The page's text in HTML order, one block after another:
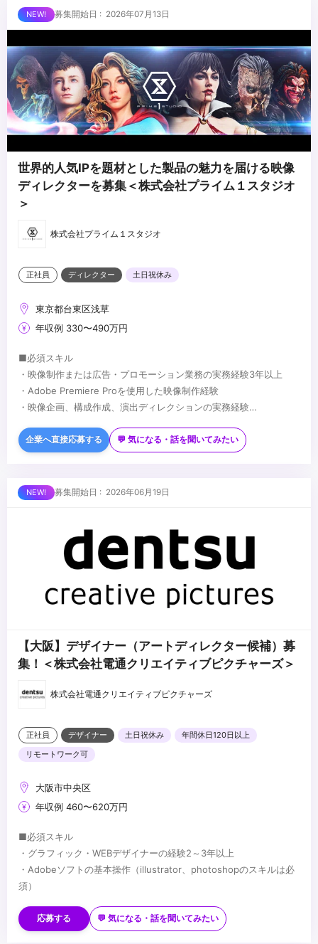
外とさせていただきます
■求める人物像
・自ら仕事を取りに行き、プロフェッショナルとして成長する意欲
のある方
・責任感のある方
・周りのメンバーと協調・協業ができる方
...
募集開始日 : 2026年07月13日
世界的人気IPを題材とした製品の魅力を届ける映像
ディレクターを募集＜株式会社プライム１スタジオ
＞
株式会社プライム１スタジオ
正社員 ディレクター 土日祝休み
東京都台東区浅草
年収例 330〜490万円
■必須スキル
・映像制作または広告・プロモーション業務の実務経験3年以上
・Adobe Premiere Proを使用した映像制作経験
・映像企画、構成作成、演出ディレクションの実務経験
・英語スキル（読み書き・会話いずれか）
・SNS・ショート動画コンテンツの企画経験
...
企業へ直接応募する 💬 気になる・話を聞いてみたい
募集開始日 : 2026年06月19日
【大阪】デザイナー（アートディレクター候補）募
集！＜株式会社電通クリエイティブピクチャーズ＞
株式会社電通クリエイティブピクチャーズ
正社員 デザイナー 土日祝休み
年間休日120日以上
リモートワーク可
大阪市中央区
年収例 460〜620万円
■必須スキル
・グラフィック・WEBデザイナーの経験2～3年以上
・Adobeソフトの基本操作（illustrator、photoshopのスキルは必
須）
・Microsoft Word／Excel／PowerPointの基本操作
・生成AIに関する広告制作の基礎知識があれば尚可
応募する 💬 気になる・話を聞いてみたい